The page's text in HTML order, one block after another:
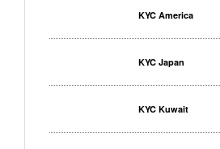
KYC America
KYC Japan
KYC Kuwait